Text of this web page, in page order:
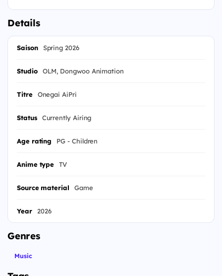
Details
Saison Spring 2026
Studio OLM, Dongwoo Animation
Titre Onegai AiPri
Status Currently Airing
Age rating PG - Children
Anime type TV
Source material Game
Year 2026
Genres
Music